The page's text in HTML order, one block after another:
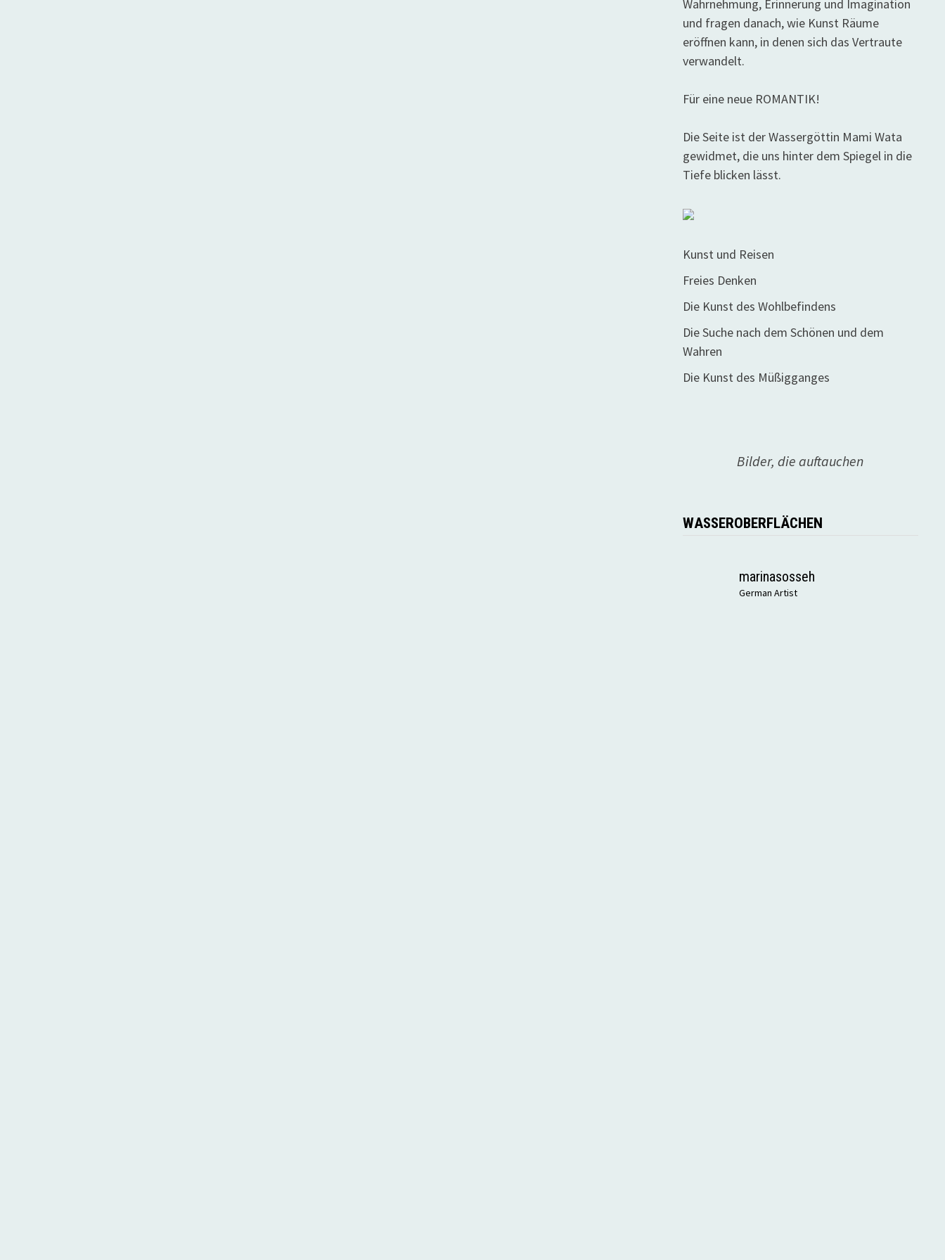
Wahrnehmung, Erinnerung und Imagination
und fragen danach, wie Kunst Räume
eröffnen kann, in denen sich das Vertraute
verwandelt.
Für eine neue ROMANTIK!
Die Seite ist der Wassergöttin Mami Wata
gewidmet, die uns hinter dem Spiegel in die
Tiefe blicken lässt.
Kunst und Reisen
Freies Denken
Die Kunst des Wohlbefindens
Die Suche nach dem Schönen und dem
Wahren
Die Kunst des Müßigganges
Bilder, die auftauchen
WASSEROBERFLÄCHEN
marinasosseh
German Artist